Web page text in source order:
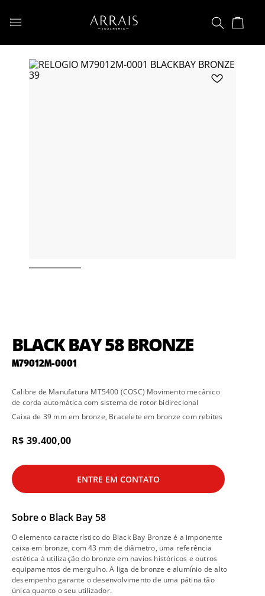
BLACK BAY 58 BRONZE
M79012M-0001
Calibre de Manufatura MT5400 (COSC) Movimento mecânico
de corda automática com sistema de rotor bidirecional
Caixa de 39 mm em bronze, Bracelete em bronze com rebites
R$ 39.400,00
ENTRE EM CONTATO
Sobre o Black Bay 58
O elemento característico do Black Bay Bronze é a imponente
caixa em bronze, com 43 mm de diâmetro, uma referência
estética à utilização do bronze em navios históricos e outros
equipamentos de mergulho. A liga de bronze e alumínio de alto
desempenho garante o desenvolvimento de uma pátina tão
única quanto o seu utilizador.